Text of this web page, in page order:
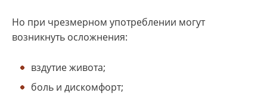
Но при чрезмерном употреблении могут
возникнуть осложнения:
вздутие живота;
боль и дискомфорт;